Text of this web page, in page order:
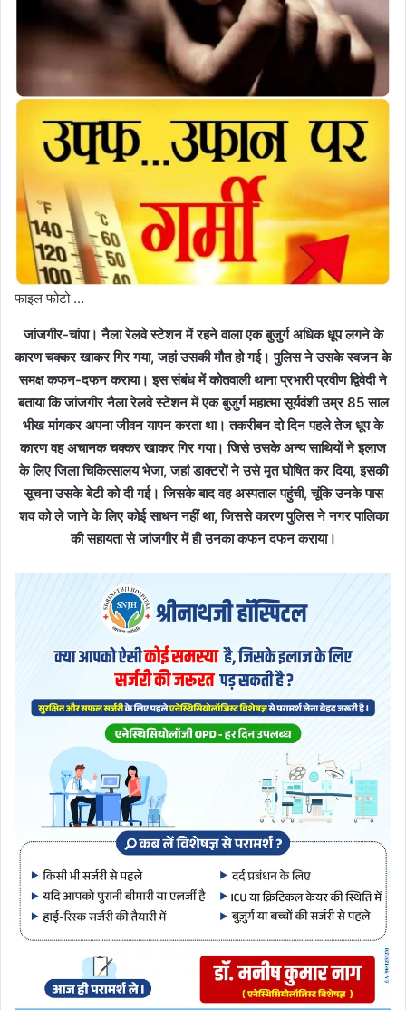
फाइल फोटो …
जांजगीर-चांपा। नैला रेलवे स्टेशन में रहने वाला एक बुजुर्ग अधिक धूप लगने के
कारण चक्कर खाकर गिर गया, जहां उसकी मौत हो गई। पुलिस ने उसके स्वजन के
समक्ष कफन-दफन कराया। इस संबंध में कोतवाली थाना प्रभारी प्रवीण द्विवेदी ने
बताया कि जांजगीर नैला रेलवे स्टेशन में एक बुजुर्ग महात्मा सूर्यवंशी उम्र 85 साल
भीख मांगकर अपना जीवन यापन करता था। तकरीबन दो दिन पहले तेज धूप के
कारण वह अचानक चक्कर खाकर गिर गया। जिसे उसके अन्य साथियों ने इलाज
के लिए जिला चिकित्सालय भेजा, जहां डाक्टरों ने उसे मृत घोषित कर दिया, इसकी
सूचना उसके बेटी को दी गई। जिसके बाद वह अस्पताल पहुंची, चूंकि उनके पास
शव को ले जाने के लिए कोई साधन नहीं था, जिससे कारण पुलिस ने नगर पालिका
की सहायता से जांजगीर में ही उनका कफन दफन कराया।